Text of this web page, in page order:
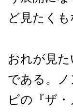
ど見たくも
おれが見
である。
ビの『ザ